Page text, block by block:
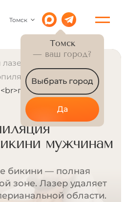
Томск
Томск
— ваш город?
Выбрать город
Да
эпиляция
бикини
бикини
мужчинам
бикини — полная
зоне. Лазер удаляет
области.